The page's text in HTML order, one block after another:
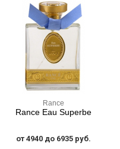
Rance
Rance Eau Superbe
от 4940 до 6935 руб.